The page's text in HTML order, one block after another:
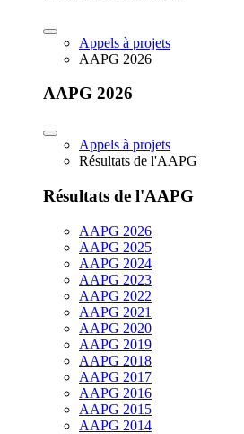
Appels à projets
AAPG 2026
AAPG 2026
Appels à projets
Résultats de l'AAPG
Résultats de l'AAPG
AAPG 2026
AAPG 2025
AAPG 2024
AAPG 2023
AAPG 2022
AAPG 2021
AAPG 2020
AAPG 2019
AAPG 2018
AAPG 2017
AAPG 2016
AAPG 2015
AAPG 2014